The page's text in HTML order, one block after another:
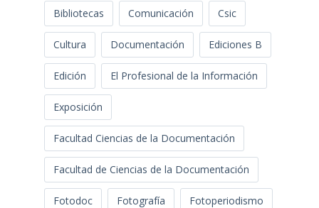
Bibliotecas
Comunicación Csic
Cultura Documentación Ediciones B
Edición El Profesional de la Información
Exposición
Facultad Ciencias de la Documentación
Facultad de Ciencias de la Documentación
Fotodoc Fotografía Fotoperiodismo